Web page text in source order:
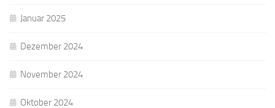
Januar 2025
Dezember 2024
November 2024
Oktober 2024